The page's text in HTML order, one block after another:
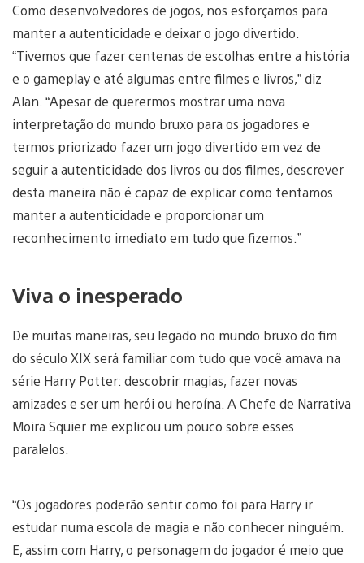
Como desenvolvedores de jogos, nos esforçamos para
manter a autenticidade e deixar o jogo divertido.
“Tivemos que fazer centenas de escolhas entre a história
e o gameplay e até algumas entre filmes e livros,” diz
Alan. “Apesar de querermos mostrar uma nova
interpretação do mundo bruxo para os jogadores e
termos priorizado fazer um jogo divertido em vez de
seguir a autenticidade dos livros ou dos filmes, descrever
desta maneira não é capaz de explicar como tentamos
manter a autenticidade e proporcionar um
reconhecimento imediato em tudo que fizemos.”
Viva o inesperado
De muitas maneiras, seu legado no mundo bruxo do fim
do século XIX será familiar com tudo que você amava na
série Harry Potter: descobrir magias, fazer novas
amizades e ser um herói ou heroína. A Chefe de Narrativa
Moira Squier me explicou um pouco sobre esses
paralelos.
“Os jogadores poderão sentir como foi para Harry ir
estudar numa escola de magia e não conhecer ninguém.
E, assim com Harry, o personagem do jogador é meio que